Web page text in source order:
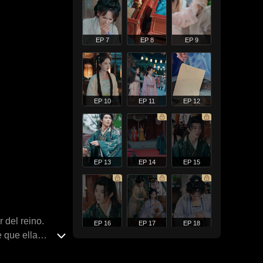
del reino.
que ella
EP 7 EP 8 EP 9
EP 10 EP 11 EP 12
EP 13 EP 14 EP 15
EP 16 EP 17 EP 18